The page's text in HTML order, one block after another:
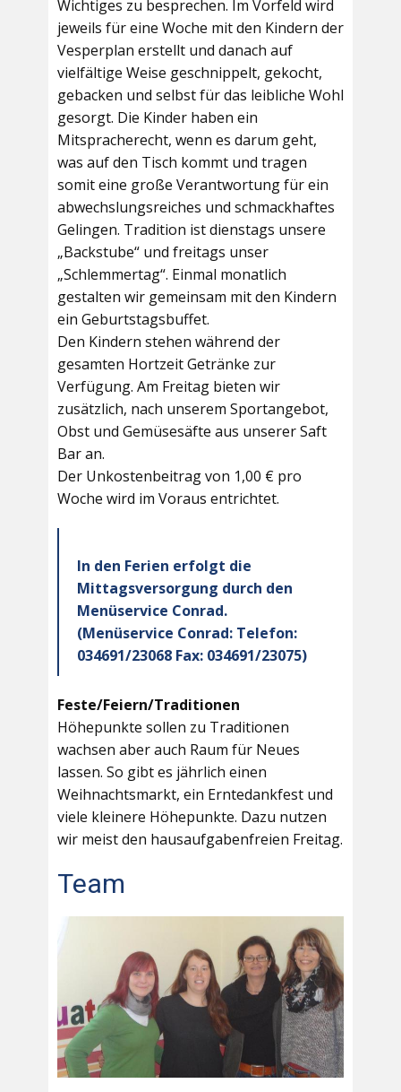
Wichtiges zu besprechen. Im Vorfeld wird
jeweils für eine Woche mit den Kindern der
Vesperplan erstellt und danach auf
vielfältige Weise geschnippelt, gekocht,
gebacken und selbst für das leibliche Wohl
gesorgt. Die Kinder haben ein
Mitspracherecht, wenn es darum geht,
was auf den Tisch kommt und tragen
somit eine große Verantwortung für ein
abwechslungsreiches und schmackhaftes
Gelingen. Tradition ist dienstags unsere
„Backstube“ und freitags unser
„Schlemmertag“. Einmal monatlich
gestalten wir gemeinsam mit den Kindern
ein Geburtstagsbuffet.
Den Kindern stehen während der
gesamten Hortzeit Getränke zur
Verfügung. Am Freitag bieten wir
zusätzlich, nach unserem Sportangebot,
Obst und Gemüsesäfte aus unserer Saft
Bar an.
Der Unkostenbeitrag von 1,00 € pro
Woche wird im Voraus entrichtet.
In den Ferien erfolgt die
Mittagsversorgung durch den
Menüservice Conrad.
(Menüservice Conrad: Telefon:
034691/23068 Fax: 034691/23075)
Feste/Feiern/Traditionen
Höhepunkte sollen zu Traditionen
wachsen aber auch Raum für Neues
lassen. So gibt es jährlich einen
Weihnachtsmarkt, ein Erntedankfest und
viele kleinere Höhepunkte. Dazu nutzen
wir meist den hausaufgabenfreien Freitag.
Team